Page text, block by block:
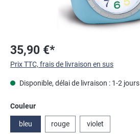
35,90 €*
Prix TTC, frais de livraison en sus
Disponible, délai de livraison : 1-2 jours
Sélectionnez
Couleur
bleu rouge violet